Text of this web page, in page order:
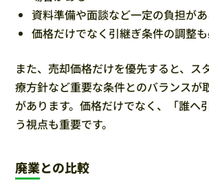
資料準備や面談など一定の負担が
価格だけでなく引継ぎ条件の調整
また、売却価格だけを優先すると、ス
療方針など重要な条件とのバランスが
があります。価格だけでなく、「誰へ
う視点も重要です。
廃業との比較